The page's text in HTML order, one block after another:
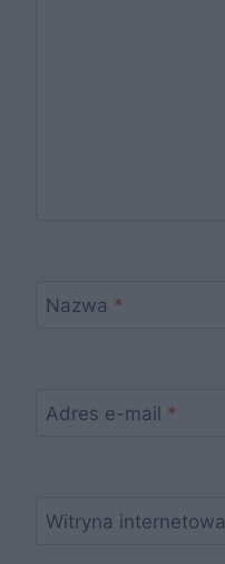
Nazwa *
Adres e-mail *
Witryna internetowa